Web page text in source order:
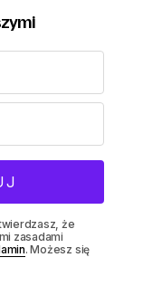
że
zasadami
. Możesz się